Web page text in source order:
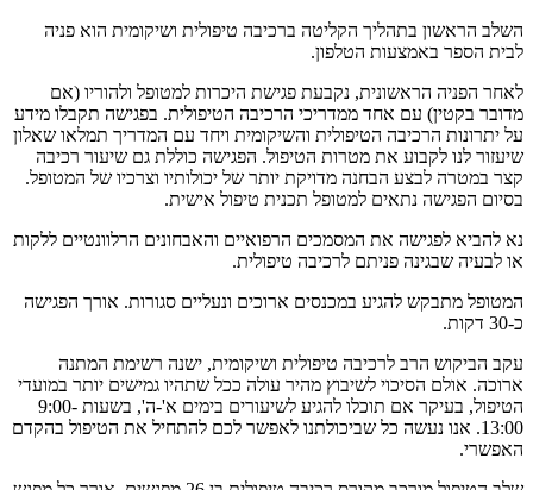
השלב הראשון בתהליך הקליטה ברכיבה טיפולית ושיקומית הוא פניה
לבית הספר באמצעות הטלפון.
לאחר הפניה הראשונית, נקבעת פגישת היכרות למטופל ולהוריו (אם
מדובר בקטין) עם אחד ממדריכי הרכיבה הטיפולית. בפגישה תקבלו מידע
על יתרונות הרכיבה הטיפולית והשיקומית ויחד עם המדריך תמלאו שאלון
שיעזור לנו לקבוע את מטרות הטיפול. הפגישה כוללת גם שיעור רכיבה
קצר במטרה לבצע הבחנה מדויקת יותר של יכולותיו וצרכיו של המטופל.
בסיום הפגישה נתאים למטופל תכנית טיפול אישית.
נא להביא לפגישה את המסמכים הרפואיים והאבחונים הרלוונטיים ללקות
או לבעיה שבגינה פניתם לרכיבה טיפולית.
המטופל מתבקש להגיע במכנסים ארוכים ונעליים סגורות. אורך הפגישה
כ-30 דקות.
עקב הביקוש הרב לרכיבה טיפולית ושיקומית, ישנה רשימת המתנה
ארוכה. אולם הסיכוי לשיבוץ מהיר עולה ככל שתהיו גמישים יותר במועדי
הטיפול, בעיקר אם תוכלו להגיע לשיעורים בימים א'-ה', בשעות 9:00-
13:00. אנו נעשה כל שביכולתנו לאפשר לכם להתחיל את הטיפול בהקדם
האפשרי.